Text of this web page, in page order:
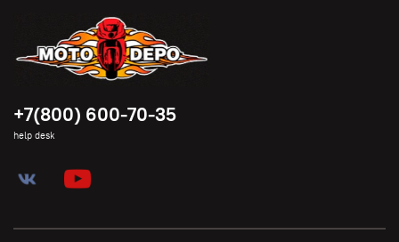
+7(800) 600-70-35
help desk